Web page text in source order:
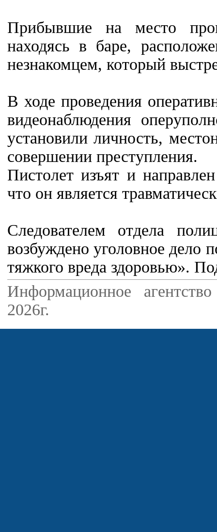
Прибывшие на место
находясь в баре,
незнакомцем, который
В ходе проведения
видеонаблюдения
установили личность,
совершении преступления.
Пистолет изъят и
что он является
Следователем отдела
возбуждено уголовное
тяжкого вреда здоровью».
Информационное
2026г.